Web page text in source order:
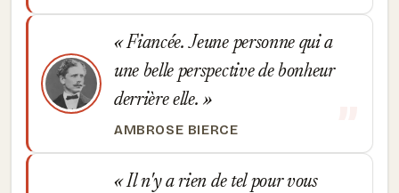
Fiancée. Jeune personne qui a
une belle perspective de bonheur
derrière elle.
AMBROSE BIERCE
Il n'y a rien de tel pour vous